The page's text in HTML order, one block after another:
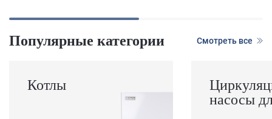
Популярные категории Смотреть все
Котлы
насосы